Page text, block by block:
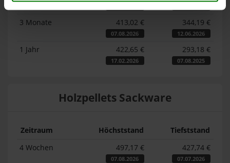
3 Monate 413,02 €
07.08.2026
344,19 €
12.06.2026
1 Jahr 422,65 €
17.02.2026
293,18 €
07.08.2025
Holzpellets Sackware
Zeitraum Höchststand
Tiefststand
4 Wochen
497,17 €
07.08.2026
427,74 €
07.07.2026